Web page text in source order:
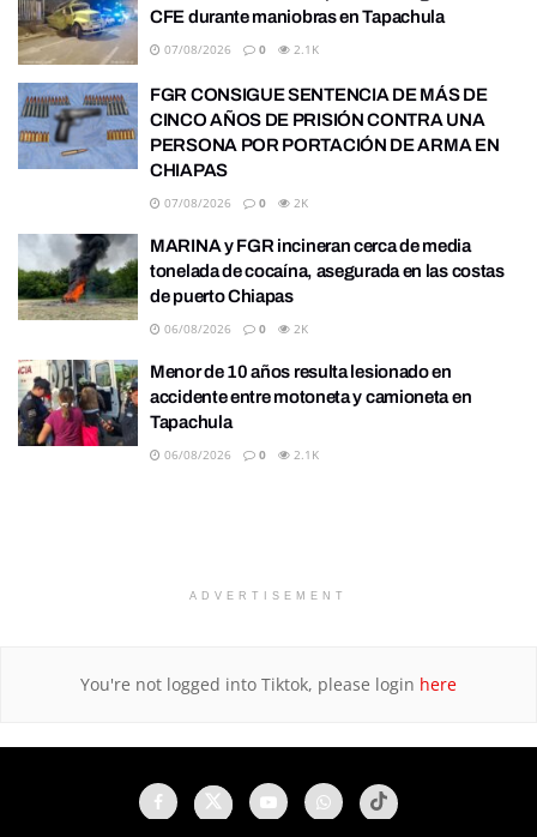
CFE durante maniobras en Tapachula
07/08/2026 0 2.1K
FGR CONSIGUE SENTENCIA DE MÁS DE
CINCO AÑOS DE PRISIÓN CONTRA UNA
PERSONA POR PORTACIÓN DE ARMA EN
CHIAPAS
07/08/2026 0 2K
MARINA y FGR incineran cerca de media
tonelada de cocaína, asegurada en las costas
de puerto Chiapas
06/08/2026 0 2K
Menor de 10 años resulta lesionado en
accidente entre motoneta y camioneta en
Tapachula
06/08/2026 0 2.1K
ADVERTISEMENT
You're not logged into Tiktok, please login here